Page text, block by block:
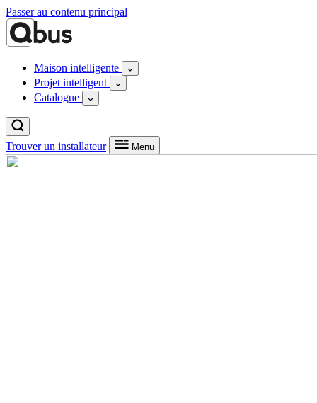
Passer au contenu principal
Maison intelligente
Projet intelligent
Catalogue
Trouver un installateur Menu